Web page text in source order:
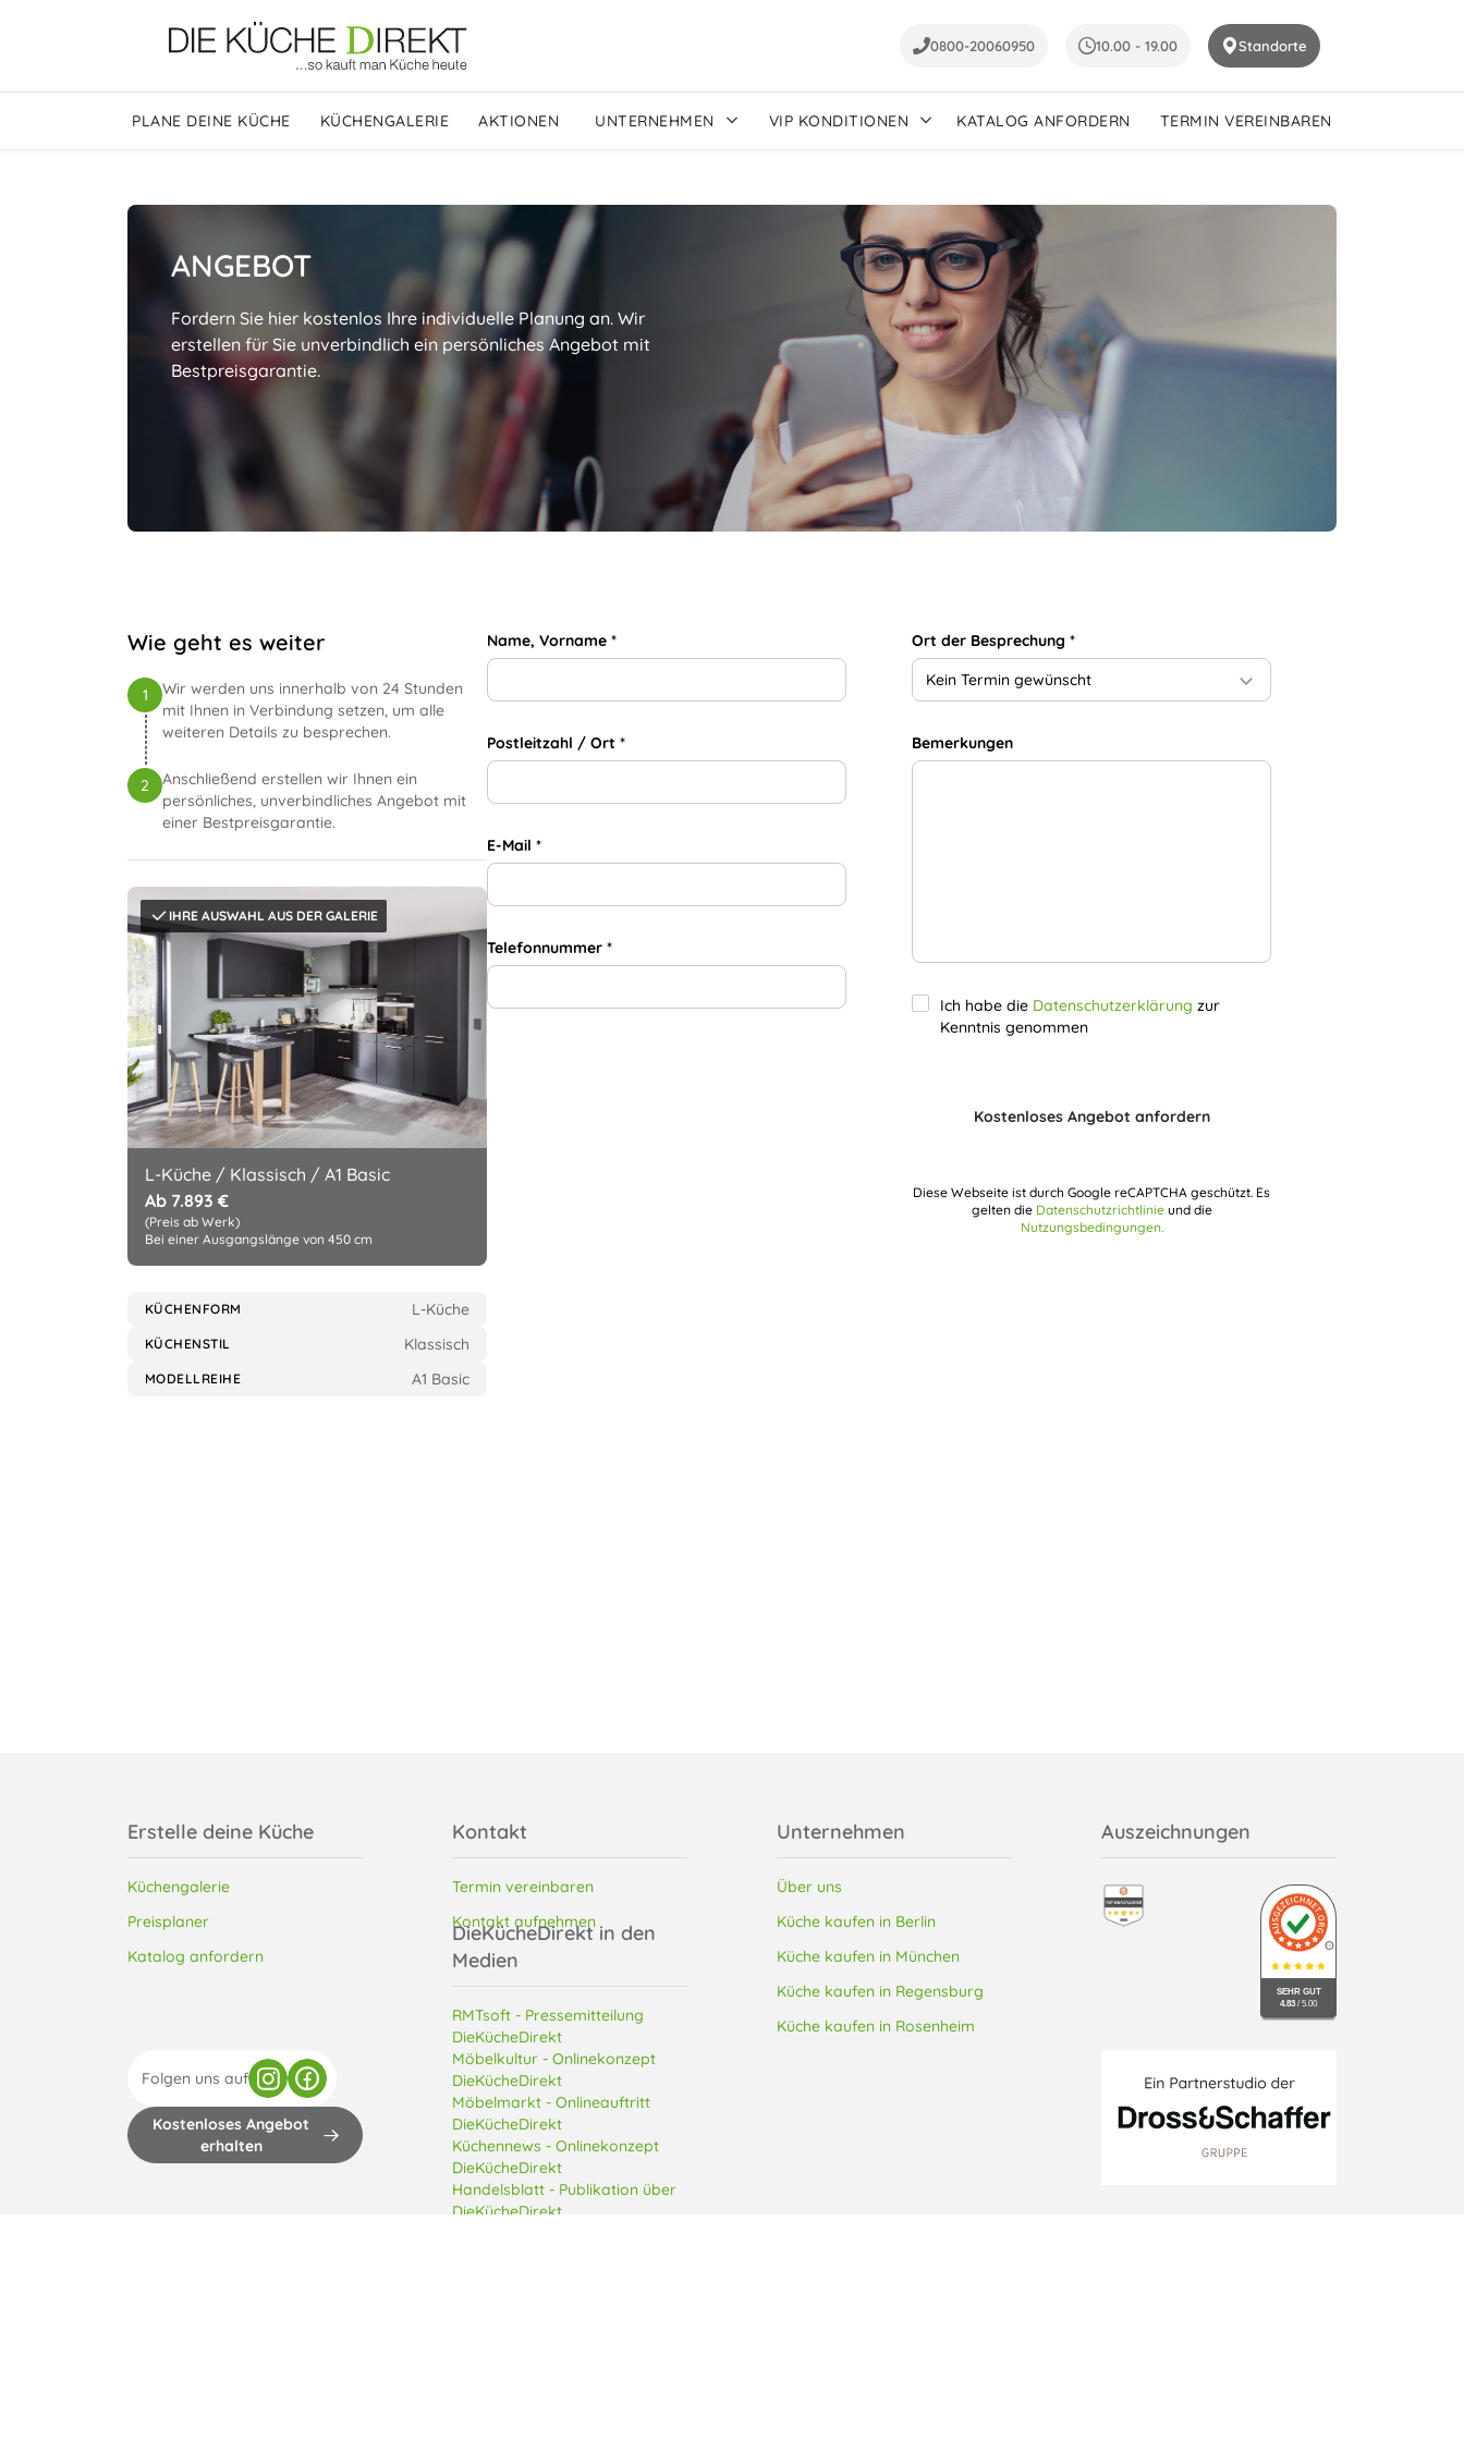
0800-20060950 10.00 - 19.00 Standorte
PLANE DEINE KÜCHE KÜCHENGALERIE AKTIONEN UNTERNEHMEN VIP KONDITIONEN KATALOG ANFORDERN TERMIN VEREINBAREN
ANGEBOT
Fordern Sie hier kostenlos Ihre individuelle Planung an. Wir
erstellen für Sie unverbindlich ein persönliches Angebot mit
Bestpreisgarantie.
IHRE AUSWAHL AUS DER GALERIE
L-Küche / Klassisch / A1 Basic
Ab 7.893 €
(Preis ab Werk)
Bei einer Ausgangslänge von 450 cm
KÜCHENFORM L-Küche
KÜCHENSTIL Klassisch
MODELLREIHE A1 Basic
Wie geht es weiter
1
Wir werden uns innerhalb von 24 Stunden
mit Ihnen in Verbindung setzen, um alle
weiteren Details zu besprechen.
2
Anschließend erstellen wir Ihnen ein
persönliches, unverbindliches Angebot mit
einer Bestpreisgarantie.
Name, Vorname *
Postleitzahl / Ort *
E-Mail *
Telefonnummer *
Ort der Besprechung *
Kein Termin gewünscht
Bemerkungen
Ich habe die Datenschutzerklärung zur
Kenntnis genommen
Kostenloses Angebot anfordern
Diese Webseite ist durch Google reCAPTCHA geschützt. Es
gelten die Datenschutzrichtlinieund die
Nutzungsbedingungen.
Erstelle deine Küche
Küchengalerie
Preisplaner
Katalog anfordern
Kontakt
Termin vereinbaren
Kontakt aufnehmen
Unternehmen
Über uns
Küche kaufen in Berlin
Küche kaufen in München
Küche kaufen in Regensburg
Küche kaufen in Rosenheim
Auszeichnungen
SEHR GUT
4.83 / 5.00
Folgen uns auf
Kostenloses Angebot
erhalten
DieKücheDirekt in den
Medien
RMTsoft - Pressemitteilung
DieKücheDirekt
Möbelkultur - Onlinekonzept
DieKücheDirekt
Möbelmarkt - Onlineauftritt
DieKücheDirekt
Küchennews - Onlinekonzept
DieKücheDirekt
Handelsblatt - Publikation über
DieKücheDirekt